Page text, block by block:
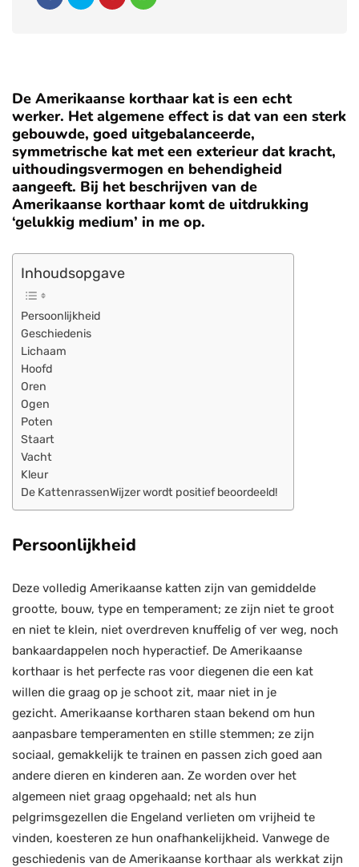
De Amerikaanse korthaar kat is een echt
werker. Het algemene effect is dat van een sterk
gebouwde, goed uitgebalanceerde,
symmetrische kat met een exterieur dat kracht,
uithoudingsvermogen en behendigheid
aangeeft. Bij het beschrijven van de
Amerikaanse korthaar komt de uitdrukking
‘gelukkig medium’ in me op.
Inhoudsopgave
Persoonlijkheid
Geschiedenis
Lichaam
Hoofd
Oren
Ogen
Poten
Staart
Vacht
Kleur
De KattenrassenWijzer wordt positief beoordeeld!
Persoonlijkheid
Deze volledig Amerikaanse katten zijn van gemiddelde
grootte, bouw, type en temperament; ze zijn niet te groot
en niet te klein, niet overdreven knuffelig of ver weg, noch
bankaardappelen noch hyperactief. De Amerikaanse
korthaar is het perfecte ras voor diegenen die een kat
willen die graag op je schoot zit, maar niet in je
gezicht. Amerikaanse kortharen staan ​​bekend om hun
aanpasbare temperamenten en stille stemmen; ze zijn
sociaal, gemakkelijk te trainen en passen zich goed aan
andere dieren en kinderen aan. Ze worden over het
algemeen niet graag opgehaald; net als hun
pelgrimsgezellen die Engeland verlieten om vrijheid te
vinden, koesteren ze hun onafhankelijkheid. Vanwege de
geschiedenis van de Amerikaanse korthaar als werkkat zijn